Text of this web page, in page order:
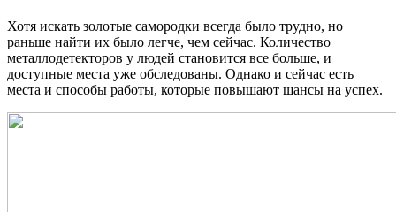
Хотя искать золотые самородки всегда было трудно, но
раньше найти их было легче, чем сейчас. Количество
металлодетекторов у людей становится все больше, и
доступные места уже обследованы. Однако и сейчас есть
места и способы работы, которые повышают шансы на успех.